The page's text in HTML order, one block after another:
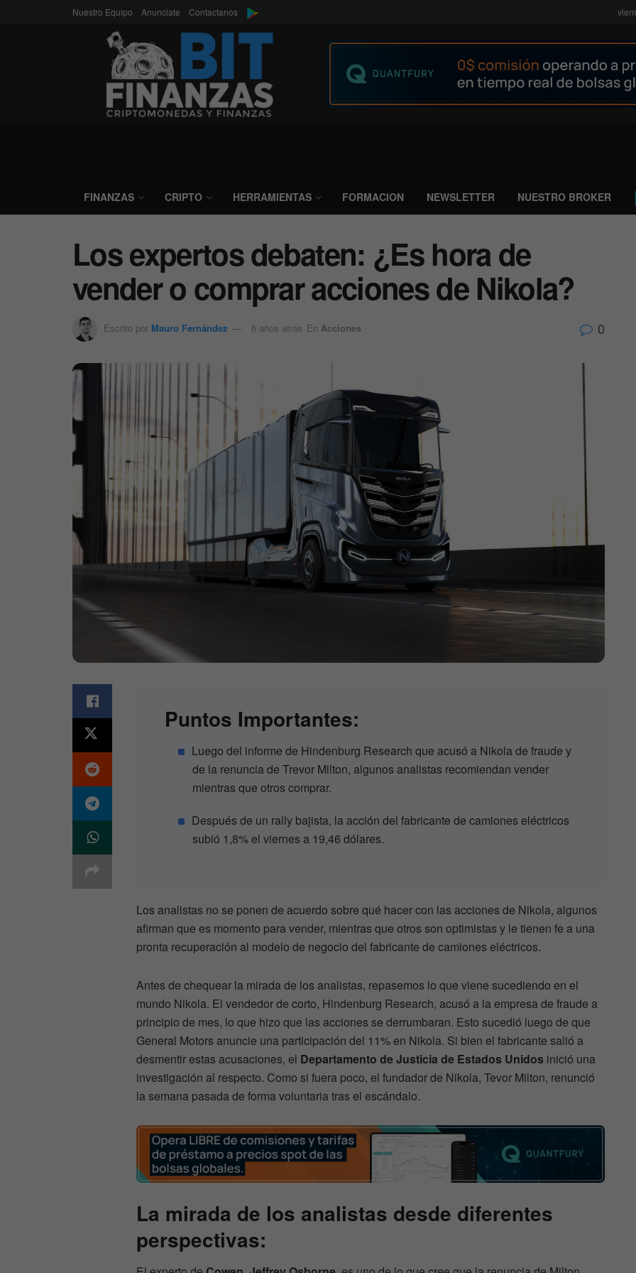
Nuestro Equipo Anunciate Contactanos
FINANZAS CRIPTO HERRAMIENTAS FORMACION NEWSLETTER NUESTRO BROKER
Los expertos debaten: ¿Es hora de
vender o comprar acciones de Nikola?
Escrito por Mauro Fernández 6 años atrás En Acciones 0
Puntos Importantes:
Luego del informe de Hindenburg Research que acusó a Nikola de fraude y
de la renuncia de Trevor Milton, algunos analistas recomiendan vender
mientras que otros comprar.
Después de un rally bajista, la acción del fabricante de camiones eléctricos
subió 1,8% el viernes a 19,46 dólares.
Los analistas no se ponen de acuerdo sobre qué hacer con las acciones de Nikola, algunos
afirman que es momento para vender, mientras que otros son optimistas y le tienen fe a una
pronta recuperación al modelo de negocio del fabricante de camiones eléctricos.
Antes de chequear la mirada de los analistas, repasemos lo que viene sucediendo en el
mundo Nikola. El vendedor de corto, Hindenburg Research, acusó a la empresa de fraude a
principio de mes, lo que hizo que las acciones se derrumbaran. Esto sucedió luego de que
General Motors anuncie una participación del 11% en Nikola. Si bien el fabricante salió a
desmentir estas acusaciones, el Departamento de Justicia de Estados Unidos inició una
investigación al respecto. Como si fuera poco, el fundador de Nikola, Tevor Milton, renunció
la semana pasada de forma voluntaria tras el escándalo.
La mirada de los analistas desde diferentes
perspectivas: